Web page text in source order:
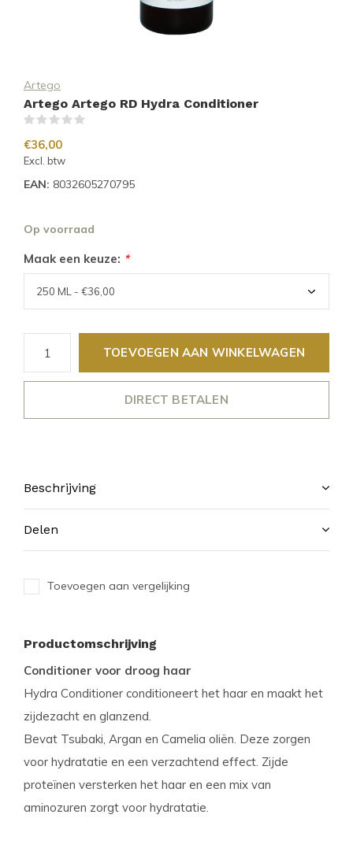
Artego
Artego Artego RD Hydra Conditioner
€36,00
Excl. btw
EAN: 8032605270795
Op voorraad
Maak een keuze: *
TOEVOEGEN AAN WINKELWAGEN
DIRECT BETALEN
Beschrijving
Delen
Toevoegen aan vergelijking
Productomschrijving
Conditioner voor droog haar
Hydra Conditioner conditioneert het haar en maakt het
zijdezacht en glanzend.
Bevat Tsubaki, Argan en Camelia oliën. Deze zorgen
voor hydratatie en een verzachtend effect. Zijde
proteïnen versterken het haar en een mix van
aminozuren zorgt voor hydratatie.